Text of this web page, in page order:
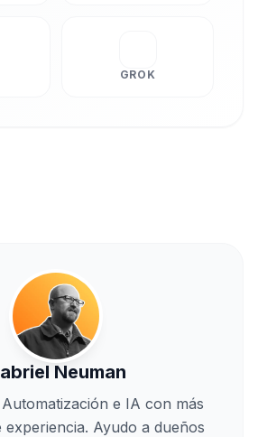
GROK
Neuman
e IA con más
experiencia. Ayudo a dueños